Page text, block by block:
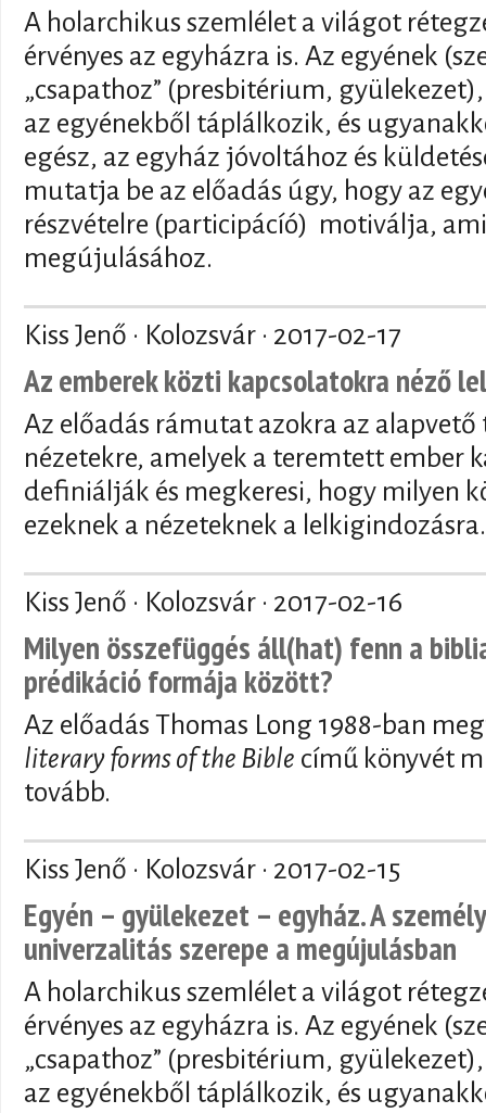
A holarchikus szemlélet a világot
érvényes az egyházra is. Az egyének
„csapathoz” (presbitérium,
az egyénekből táplálkozik, és
egész, az egyház jóvoltához és
mutatja be az előadás úgy, hogy az
részvételre (participácíó) motiválja,
megújulásához.
Kiss Jenő · Kolozsvár · 2017-02-17
Az emberek közti kapcsolatokra néző
Az előadás rámutat azokra az
nézetekre, amelyek a teremtett ember
definiálják és megkeresi, hogy milyen
ezeknek a nézeteknek a lelkigindozásra.
Kiss Jenő · Kolozsvár · 2017-02-16
Milyen összefüggés áll(hat) fenn a
prédikáció formája között?
Az előadás Thomas Long 1988-ban
literary forms of the Bible című könyvét
tovább.
Kiss Jenő · Kolozsvár · 2017-02-15
Egyén – gyülekezet – egyház. A
univerzalitás szerepe a megújulásban
A holarchikus szemlélet a világot
érvényes az egyházra is. Az egyének
„csapathoz” (presbitérium,
az egyénekből táplálkozik, és